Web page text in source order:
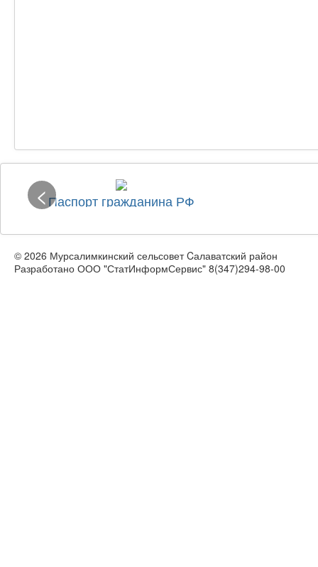
Паспорт гражданина РФ
<
© 2026 Мурсалимкинский сельсовет Cалаватский район
Разработано ООО "СтатИнформСервис" 8(347)294-98-00